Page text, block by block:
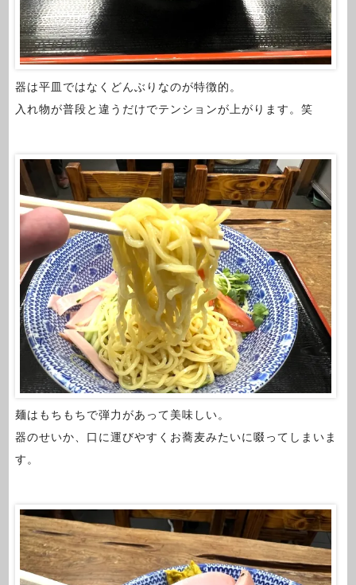
器は平皿ではなくどんぶりなのが特徴的。
入れ物が普段と違うだけでテンションが上がります。笑
麺はもちもちで弾力があって美味しい。
器のせいか、口に運びやすくお蕎麦みたいに啜ってしまいま
す。